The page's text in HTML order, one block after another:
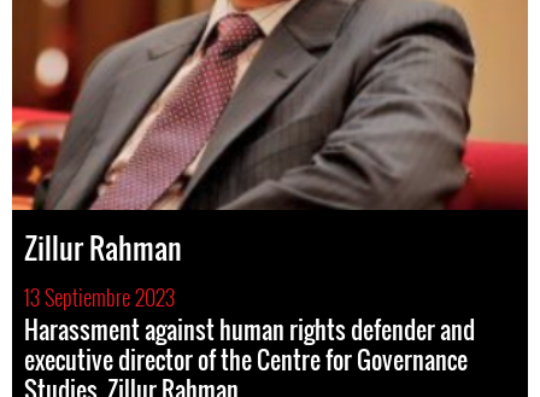
Zillur Rahman
13 Septiembre 2023
Harassment against human rights defender and
executive director of the Centre for Governance
Studies, Zillur Rahman